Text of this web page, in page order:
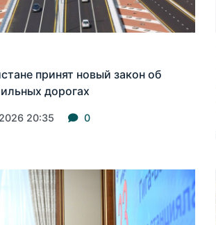
принят новый закон об
дорогах
20:35 0